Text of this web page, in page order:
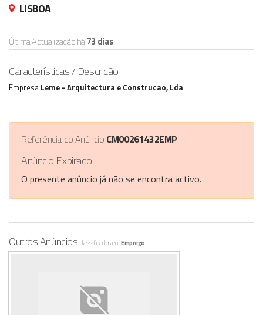
LISBOA
Última Actualização há73 dias
Características / Descrição
Empresa Leme - Arquitectura e Construcao, Lda
Referência do Anúncio CM00261432EMP
Anúncio Expirado
O presente anúncio já não se encontra activo.
Outros Anúncios classificados emEmprego